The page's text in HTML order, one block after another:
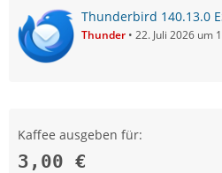
Thunderbird 140.13.0
Thunder 22. Juli 2026 um
Kaffee ausgeben für:
3,00 €